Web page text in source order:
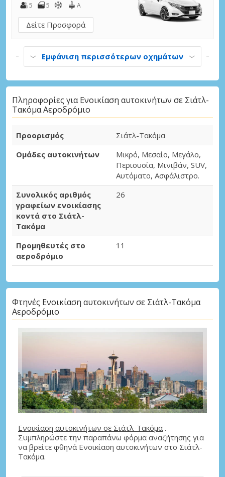
5
5 A
Δείτε Προσφορά
Εμφάνιση περισσότερων οχημάτων
Πληροφορίες για Ενοικίαση αυτοκινήτων σε Σιάτλ-
Τακόμα Αεροδρόμιο
Προορισμός
Σιάτλ-Τακόμα
Ομάδες αυτοκινήτων
Μικρό, Μεσαίο, Μεγάλο,
Περιουσία, Μινιβάν, SUV,
Αυτόματο, Ασφάλιστρο.
Συνολικός αριθμός
γραφείων ενοικίασης
κοντά στο Σιάτλ-
Τακόμα
26
Προμηθευτές στο
αεροδρόμιο
11
Φτηνές Ενοικίαση αυτοκινήτων σε Σιάτλ-Τακόμα
Αεροδρόμιο
Ενοικίαση αυτοκινήτων σε Σιάτλ-Τακόμα .
Συμπληρώστε την παραπάνω φόρμα αναζήτησης για
να βρείτε φθηνά Ενοικίαση αυτοκινήτων στο Σιάτλ-
Τακόμα.